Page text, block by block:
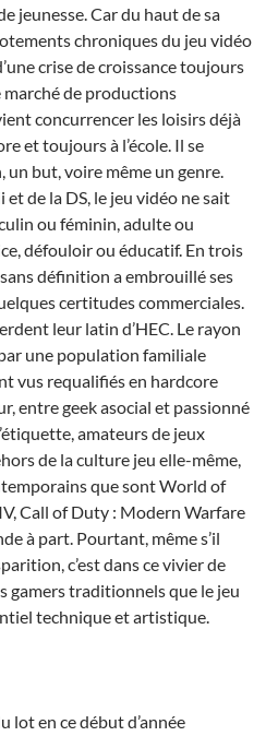
jeunesse. Car du haut de sa
chroniques du jeu vidéo
crise de croissance toujours
marché de productions
concurrencer les loisirs déjà
et toujours à l’école. Il se
un but, voire même un genre.
de la DS, le jeu vidéo ne sait
ou féminin, adulte ou
défouloir ou éducatif. En trois
définition a embrouillé ses
certitudes commerciales.
leur latin d’HEC. Le rayon
une population familiale
vus requalifiés en hardcore
entre geek asocial et passionné
amateurs de jeux
de la culture jeu elle-même,
que sont World of
Call of Duty : Modern Warfare
à part. Pourtant, même s’il
c’est dans ce vivier de
gamers traditionnels que le jeu
technique et artistique.
lot en ce début d’année